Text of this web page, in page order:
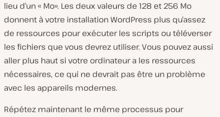
lieu d’un « Mo». Les deux valeurs de 128 et 256 Mo
donnent à votre installation WordPress plus qu’assez
de ressources pour exécuter les scripts ou téléverser
les fichiers que vous devrez utiliser. Vous pouvez aussi
aller plus haut si votre ordinateur a les ressources
nécessaires, ce qui ne devrait pas être un problème
avec les appareils modernes.
Répétez maintenant le même processus pour